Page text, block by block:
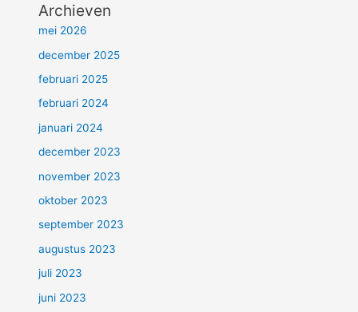
Archieven
mei 2026
december 2025
februari 2025
februari 2024
januari 2024
december 2023
november 2023
oktober 2023
september 2023
augustus 2023
juli 2023
juni 2023